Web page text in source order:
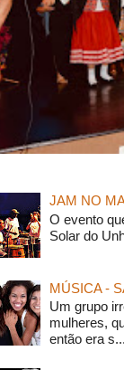
JAM NO
O evento
Solar do
MÚSICA -
Um grupo
mulheres,
então era s...